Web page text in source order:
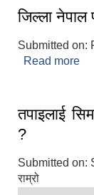
जिल्ला नेपाल
Submitted on:
Read more
तपाइलाई
?
Submitted on:
राम्रो